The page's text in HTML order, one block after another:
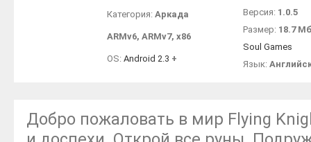
Категория: Аркада
ARMv6, ARMv7, x86
OS: Android 2.3 +
Версия: 1.0.5
Размер: 18.7 Мб
Soul Games
Язык:
Добро пожаловать в мир Flying